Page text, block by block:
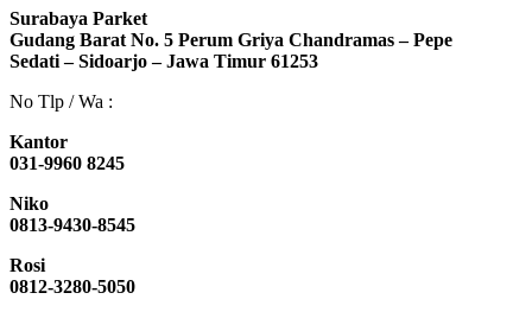
Surabaya Parket
Gudang Barat No. 5 Perum Griya Chandramas – Pepe
Sedati – Sidoarjo – Jawa Timur 61253
No Tlp / Wa :
Kantor
031-9960 8245
Niko
0813-9430-8545
Rosi
0812-3280-5050